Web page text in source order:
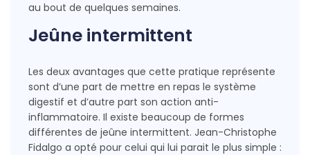
au bout de quelques semaines.
Jeûne intermittent
Les deux avantages que cette pratique représente
sont d’une part de mettre en repas le système
digestif et d’autre part son action anti-
inflammatoire. Il existe beaucoup de formes
différentes de jeûne intermittent. Jean-Christophe
Fidalgo a opté pour celui qui lui parait le plus simple :